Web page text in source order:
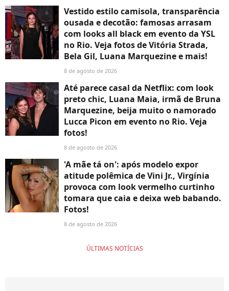
Vestido estilo camisola, transparência
ousada e decotão: famosas arrasam
com looks all black em evento da YSL
no Rio. Veja fotos de Vitória Strada,
Bela Gil, Luana Marquezine e mais!
8 de agosto de 2026
Até parece casal da Netflix: com look
preto chic, Luana Maia, irmã de Bruna
Marquezine, beija muito o namorado
Lucca Picon em evento no Rio. Veja
fotos!
8 de agosto de 2026
'A mãe tá on': após modelo expor
atitude polêmica de Vini Jr., Virgínia
provoca com look vermelho curtinho
tomara que caia e deixa web babando.
Fotos!
8 de agosto de 2026
ÚLTIMAS NOTÍCIAS